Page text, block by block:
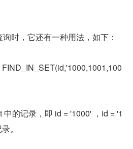
时，它还有一种用法，如下：
的记录，即 id = '1000' ，id = '1
。